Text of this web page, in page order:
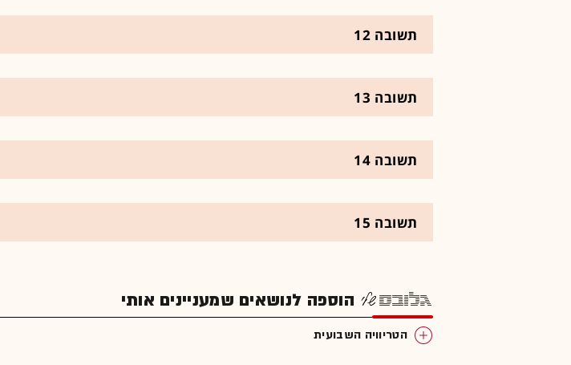
תשובה 12
תשובה 13
תשובה 14
תשובה 15
הוספה לנושאים שמעניינים אותי
הטריוויה השבועית